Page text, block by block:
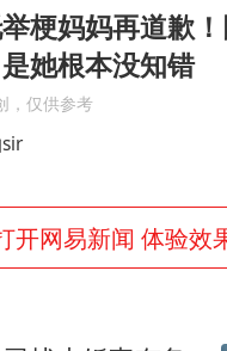
酒店回应车内
几元成本 千万
牛津大学一纸声
浙江台州《告
香港宏福苑火灾
梗妈妈再道歉
她根本没知错
，仅供参考
开网易新闻 体验效